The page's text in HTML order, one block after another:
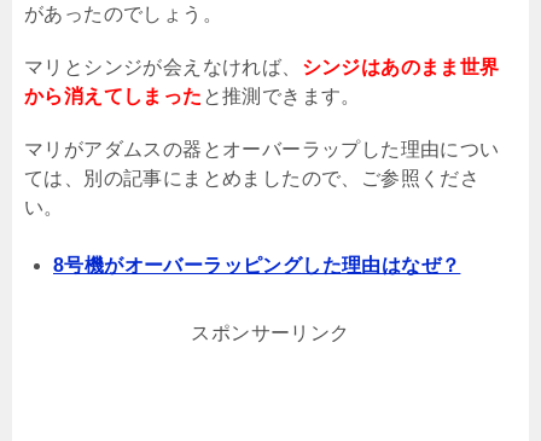
があったのでしょう。
マリとシンジが会えなければ、 シンジはあのまま世界
から消えてしまった と推測できます。
マリがアダムスの器とオーバーラップした理由につい
ては、別の記事にまとめましたので、ご参照くださ
い。
8号機がオーバーラッピングした理由はなぜ？
スポンサーリンク